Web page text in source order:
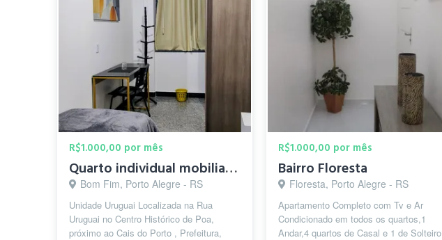
R$1.000,00 por mês
Quarto individual mobiliado -Centro Histórico
Bom Fim, Porto Alegre - RS
Unidade Uruguai Localizada na Rua
Uruguai no Centro Histórico de Poa,
próximo ao Cais do Porto , Prefeitura,
R$1.000,00 por mês
Bairro Floresta
Floresta, Porto Alegre - RS
Apartamento Completo com Tv e Ar
Condicionado em todos os quartos,1
Andar,4 quartos de Casal e 1 de Solteiro